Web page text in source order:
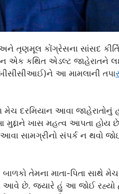
અને તૃણમૂલ કોંગ્રેસના સાંસદ
એક કથિત એડલ્ટ જાહેરાતને
(બીસીસીઆઈ)ને આ મામલાની તપા
મેચ દરમિયાન આવા જાહેરાતોનું
આ મુદ્દાને ખાસ મહત્વ આપતા
સામગ્રીનો સંપર્ક ન થવો
તેમના માતા-પિતા સાથે મેચ
આવે છે. જ્યારે હું આ જોઈ રહ્યો